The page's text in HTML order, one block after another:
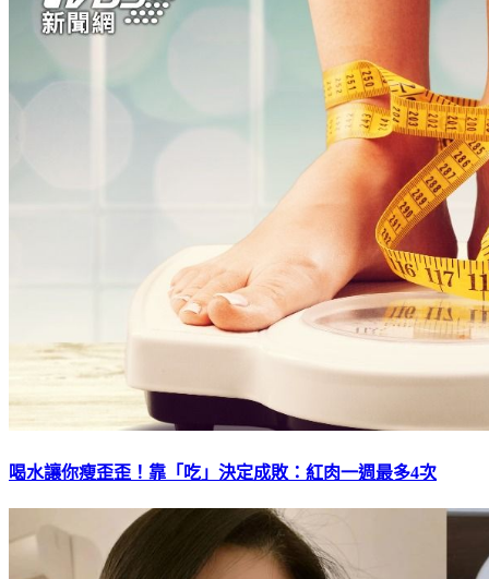
喝水讓你瘦歪歪！靠「吃」決定成敗：紅肉一週最多4次